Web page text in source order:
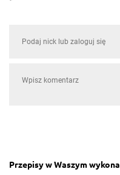
Przepisy w Waszym